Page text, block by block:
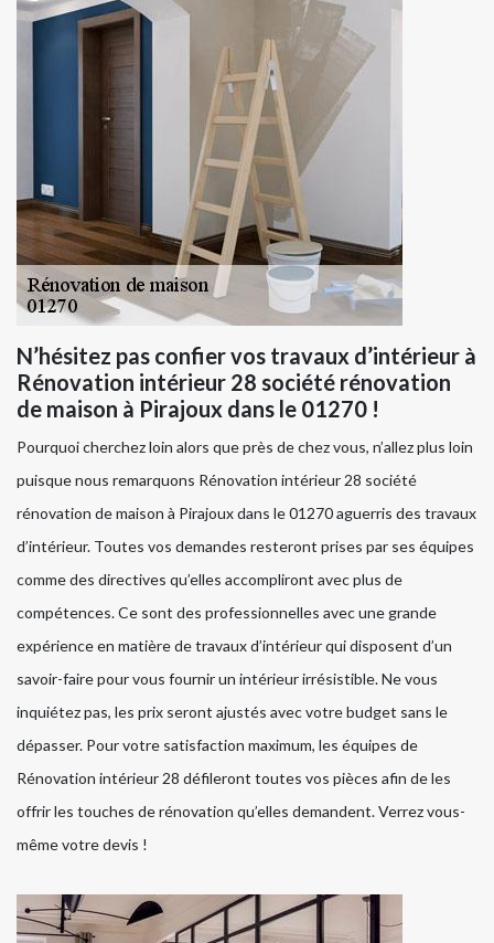
N’hésitez pas confier vos travaux d’intérieur à
Rénovation intérieur 28 société rénovation
de maison à Pirajoux dans le 01270 !
Pourquoi cherchez loin alors que près de chez vous, n’allez plus loin
puisque nous remarquons Rénovation intérieur 28 société
rénovation de maison à Pirajoux dans le 01270 aguerris des travaux
d’intérieur. Toutes vos demandes resteront prises par ses équipes
comme des directives qu’elles accompliront avec plus de
compétences. Ce sont des professionnelles avec une grande
expérience en matière de travaux d’intérieur qui disposent d’un
savoir-faire pour vous fournir un intérieur irrésistible. Ne vous
inquiétez pas, les prix seront ajustés avec votre budget sans le
dépasser. Pour votre satisfaction maximum, les équipes de
Rénovation intérieur 28 défileront toutes vos pièces afin de les
offrir les touches de rénovation qu’elles demandent. Verrez vous-
même votre devis !